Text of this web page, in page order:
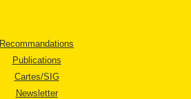
Recommandations
Publications
Cartes/SIG
Newsletter